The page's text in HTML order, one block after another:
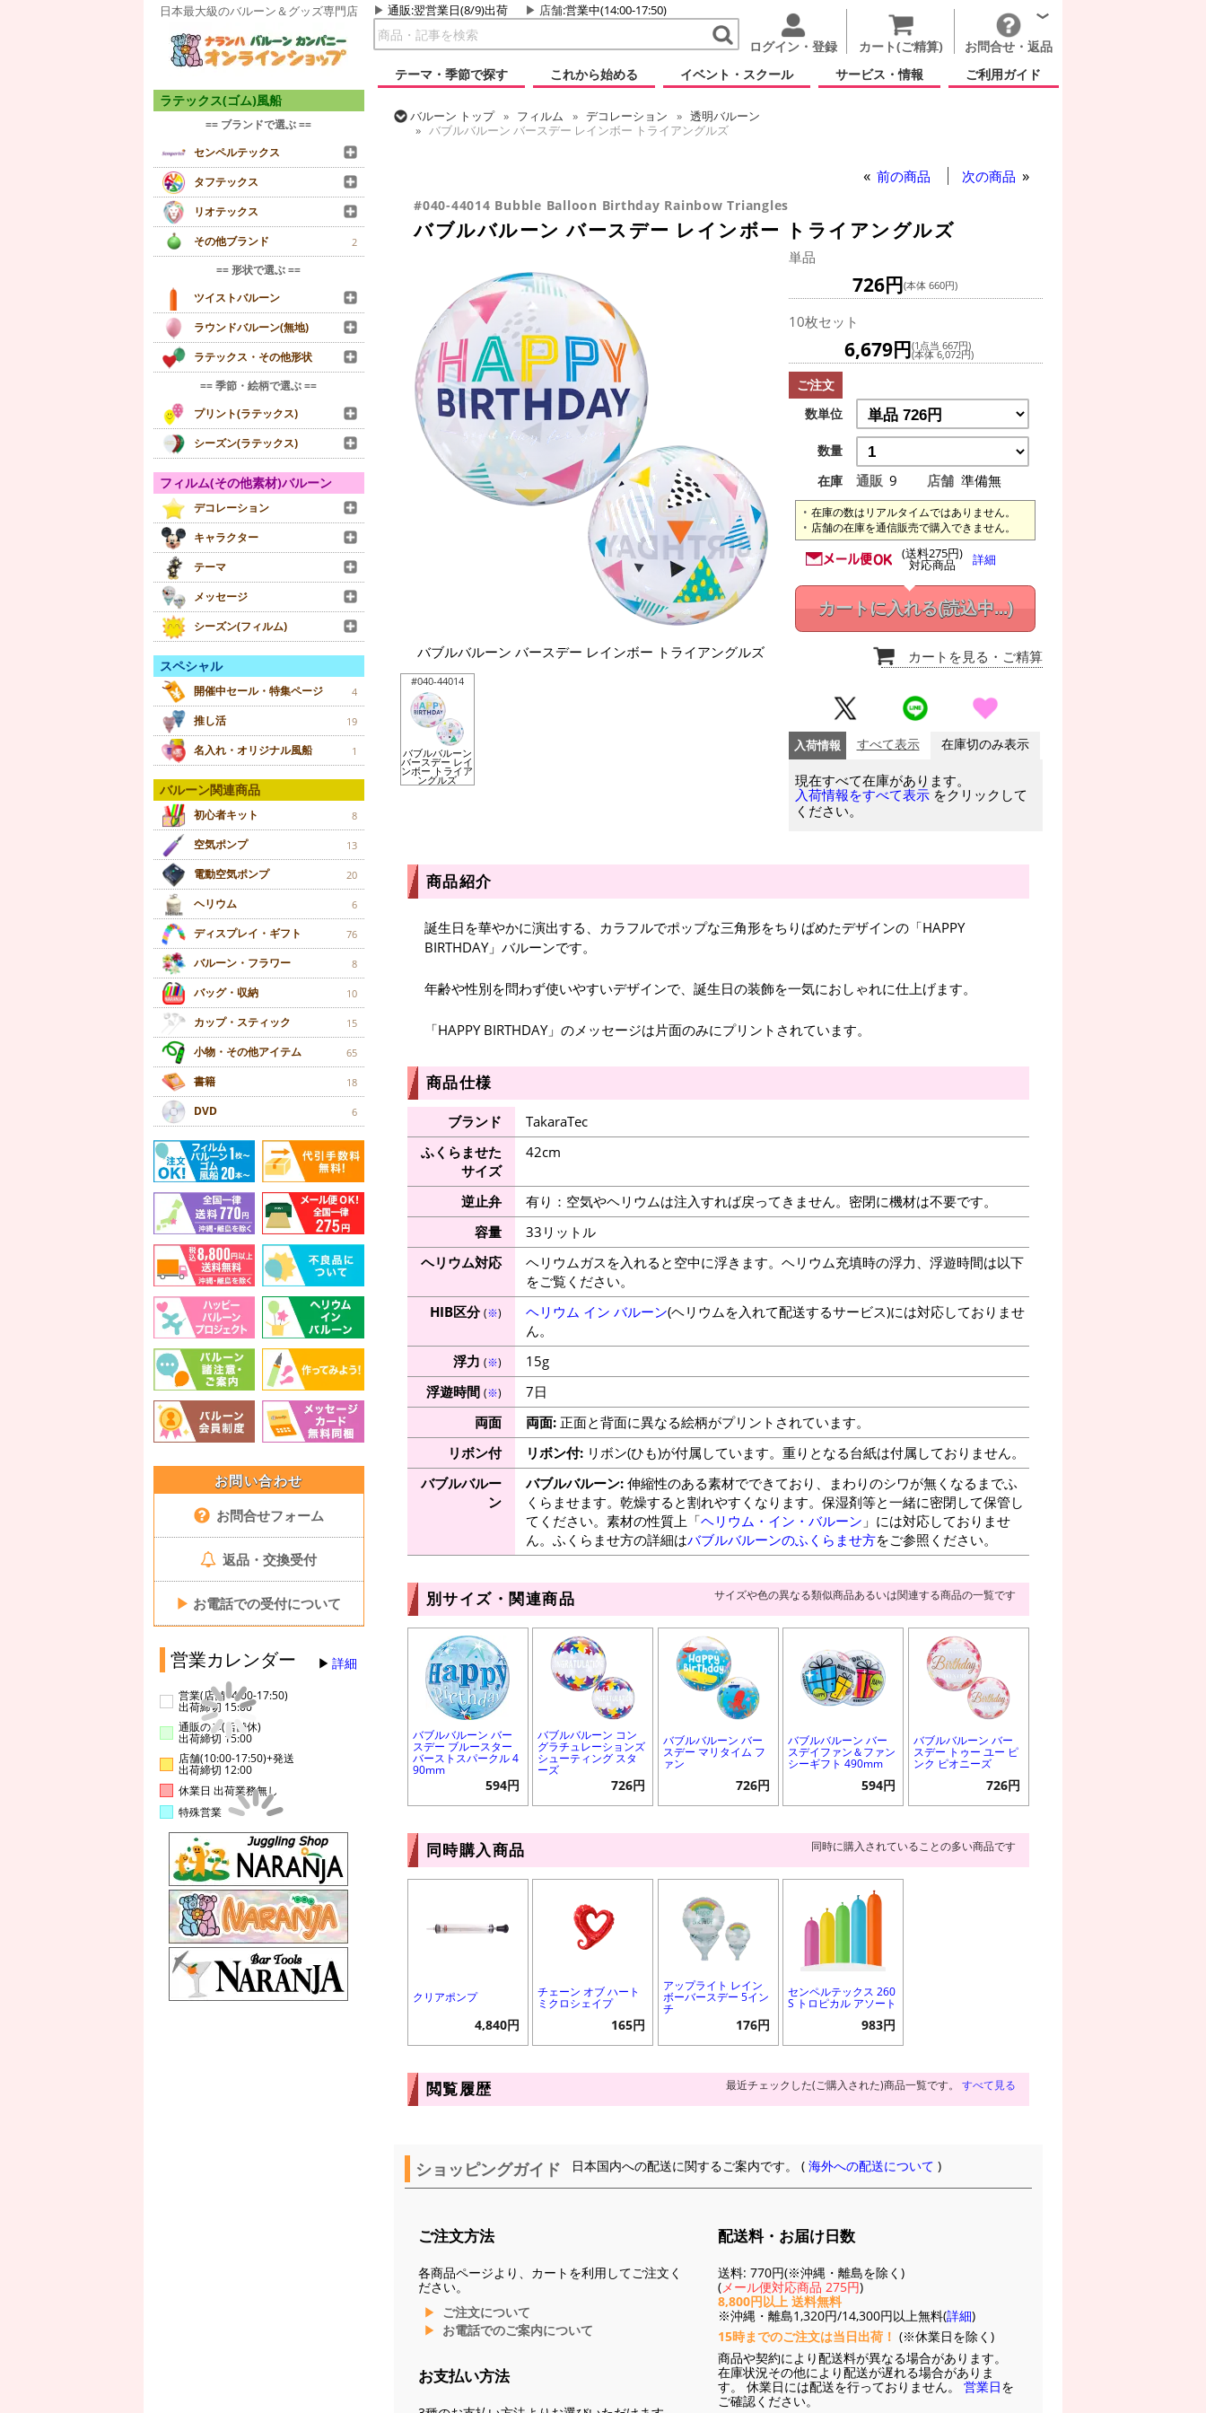
日本最大級のバルーン＆グッズ専門店 通販:翌営業日(8/9)出荷 店舗:営業中(14:00-17:50)
ログイン・登録 カート(ご精算)
お問合せ・返品
テーマ・季節で探す
これから始める イベント・スクール サービス・情報 ご利用ガイド
ラテックス(ゴム)風船
== ブランドで選ぶ ==
センペルテックス
タフテックス
リオテックス
その他ブランド
2
== 形状で選ぶ ==
ツイストバルーン
ラウンドバルーン(無地)
ラテックス・その他形状
== 季節・絵柄で選ぶ ==
プリント(ラテックス)
シーズン(ラテックス)
フィルム(その他素材)バルーン
デコレーション
キャラクター
テーマ
メッセージ
シーズン(フィルム)
スペシャル
開催中セール・特集ページ 4
推し活 19
名入れ・オリジナル風船 1
バルーン関連商品
初心者キット 8
空気ポンプ 13
電動空気ポンプ 20
ヘリウム 6
ディスプレイ・ギフト 76
バルーン・フラワー 8
バッグ・収納 10
カップ・スティック 15
小物・その他アイテム 65
書籍 18
DVD 6
お問い合わせ
お問合せフォーム
返品・交換受付
▶ お電話での受付について
営業カレンダー 詳細
営業(店舗14:00-17:50)
出荷締切 15:00
通販のみ(店舗休)
出荷締切 15:00
店舗(10:00-17:50)+発送
出荷締切 12:00
休業日 出荷業務無し
特殊営業
バルーン トップ フィルム デコレーション
透明バルーン
バブルバルーン バースデー レインボー トライアングルズ
前の商品 次の商品
#040-44014 Bubble Balloon Birthday Rainbow Triangles
バブルバルーン バースデー レインボー トライアングルズ
バブルバルーン バースデー レインボー トライアングルズ
#040-44014
バブルバルーン
バースデー レイ
ンボー トライア
ングルズ
単品
726円(本体 660円)
10枚セット
6,679円(1点当 667円)
(本体 6,072円)
ご注文
数単位
数量
在庫
通販 9 店舗 準備無
在庫の数はリアルタイムではありません。
店舗の在庫を通信販売で購入できません。
(送料275円)
対応商品 詳細
カートに入れる(読込中...)
カートを見る ・ご精算
入荷情報 すべて表示 在庫切のみ表示
現在すべて在庫があります。
入荷情報をすべて表示 をクリックして
ください。
商品紹介
誕生日を華やかに演出する、カラフルでポップな三角形をちりばめたデザインの「HAPPY
BIRTHDAY」バルーンです。
年齢や性別を問わず使いやすいデザインで、誕生日の装飾を一気におしゃれに仕上げます。
「HAPPY BIRTHDAY」のメッセージは片面のみにプリントされています。
商品仕様
ブランド
TakaraTec
ふくらませた
サイズ
42cm
逆止弁
有り：空気やヘリウムは注入すれば戻ってきません。密閉に機材は不要です。
容量
33リットル
ヘリウム対応
ヘリウムガスを入れると空中に浮きます。ヘリウム充填時の浮力、浮遊時間は以下
をご覧ください。
HIB区分(※) ヘリウム イン バルーン(ヘリウムを入れて配送するサービス)には対応しておりませ
ん。
浮力 (※)
15g
浮遊時間 (※)
7日
両面
両面:正面と背面に異なる絵柄がプリントされています。
リボン付
リボン付:リボン(ひも)が付属しています。重りとなる台紙は付属しておりません。
バブルバルー
ン
バブルバルーン:伸縮性のある素材でできており、まわりのシワが無くなるまでふ
くらませます。乾燥すると割れやすくなります。保湿剤等と一緒に密閉して保管し
てください。素材の性質上「ヘリウム・イン・バルーン 」には対応しておりませ
ん。ふくらませ方の詳細はバブルバルーンのふくらませ方をご参照ください。
別サイズ・関連商品 サイズや色の異なる類似商品あるいは関連する商品の一覧です
バブルバルーン バー
スデー ブルースター
バーストスパークル 4
90mm
594円
バブルバルーン コン
グラチュレーションズ
シューティング スタ
ーズ
726円
バブルバルーン バー
スデー マリタイム フ
ァン
726円
バブルバルーン バー
スデイファン＆ファン
シーギフト 490mm
594円
バブルバルーン バー
スデー トゥー ユー ピ
ンク ピオニーズ
726円
同時購入商品 同時に購入されていることの多い商品です
クリアポンプ
4,840円
チェーン オブ ハート
ミクロシェイプ
165円
アップライト レイン
ボーバースデー 5イン
チ
176円
センペルテックス 260
S トロピカル アソート
983円
閲覧履歴 最近チェックした(ご購入された)商品一覧です。 すべて見る
ショッピングガイド 日本国内への配送に関するご案内です。 (海外への配送について )
ご注文方法
各商品ページより、カートを利用してご注文く
ださい。
ご注文について
お電話でのご案内について
お支払い方法
配送料・お届け日数
送料: 770円(※沖縄・離島を除く)
(メール便対応商品 275円)
8,800円以上 送料無料
※沖縄・離島1,320円/14,300円以上無料(詳細)
15時までのご注文は当日出荷！ (※休業日を除く)
商品や契約により配送料が異なる場合があります。
在庫状況その他により配送が遅れる場合がありま
す。 休業日には配送を行っておりません。 営業日を
ご確認ください。